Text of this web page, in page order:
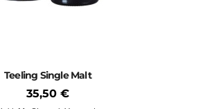
Teeling Single Malt
35,50 €